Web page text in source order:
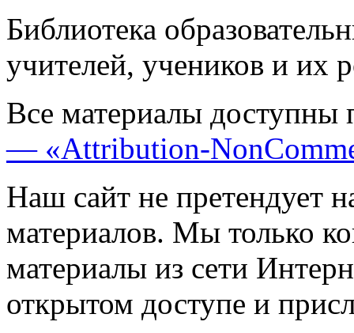
Библиотека
учителей, учеников и их
Все материалы доступны
— «Attribution-
Наш сайт не претендует
материалов. Мы только
материалы из сети
открытом доступе и